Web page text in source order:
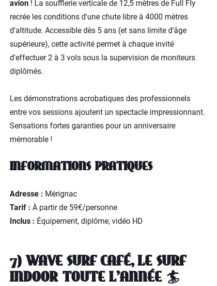
avion ! La soufflerie verticale de 12,5 mètres de Full Fly
recrée les conditions d'une chute libre à 4000 mètres
d'altitude. Accessible dès 5 ans (et sans limite d'âge
supérieure), cette activité permet à chaque invité
d'effectuer 2 à 3 vols sous la supervision de moniteurs
diplômés.
Les démonstrations acrobatiques des professionnels
entre vos sessions ajoutent un spectacle impressionnant.
Sensations fortes garanties pour un anniversaire
mémorable !
INFORMATIONS PRATIQUES
Adresse : Mérignac
Tarif : À partir de 59€/personne
Inclus : Équipement, diplôme, vidéo HD
7) WAVE SURF CAFÉ, LE SURF
INDOOR TOUTE L'ANNÉE 🏄